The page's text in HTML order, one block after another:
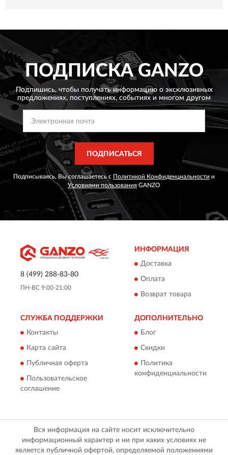
ПОДПИСКАGANZO
Подпишись, чтобы получать информацию о эксклюзивных
предложениях, поступлениях, событиях и многом другом
ПОДПИСАТЬСЯ
Подписываясь, Вы соглашаетесь с Политикой Конфиденциальности и
Условиями пользования GANZO
8 (499) 288-83-80
ПН-ВС 9:00-21:00
ИНФОРМАЦИЯ
Доставка
Оплата
Возврат товара
СЛУЖБА ПОДДЕРЖКИ
Контакты
Карта сайта
Публичная оферта
Пользовательское
соглашение
ДОПОЛНИТЕЛЬНО
Блог
Скидки
Политика
конфиденциальности
Вся информация на сайте носит исключительно
информационный характер и ни при каких условиях не
является публичной офертой, определяемой положениями